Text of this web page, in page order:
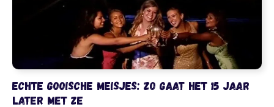
Echte Gooische Meisjes: zo gaat het 15 jaar
later met ze